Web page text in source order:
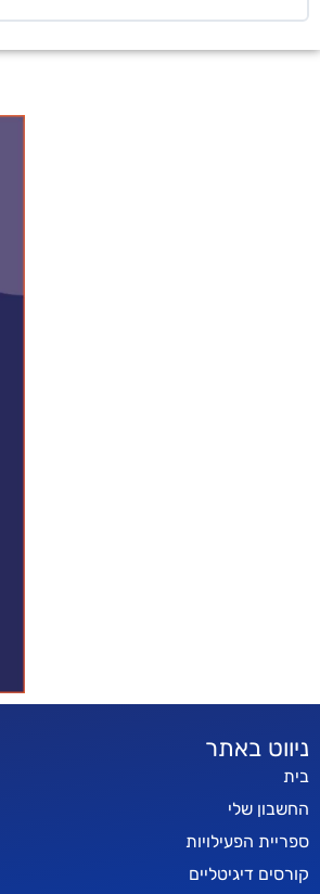
ניווט באתר
בית
החשבון שלי
ספריית הפעילויות
קורסים דיגיטליים